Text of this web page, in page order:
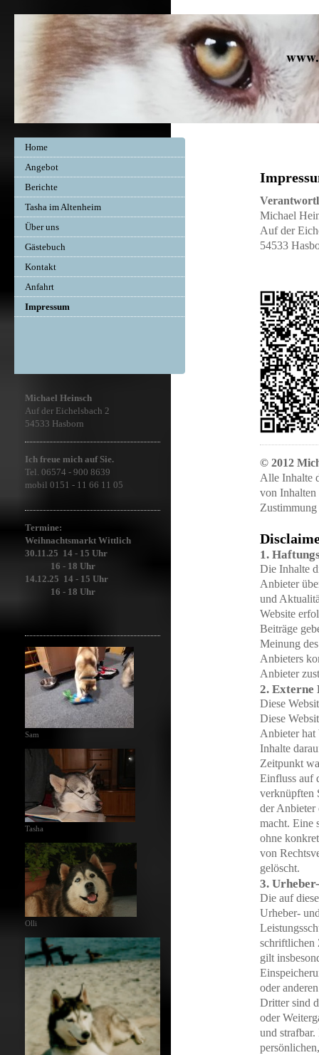
Auf
54533
© 2012
Alle Inhalte
von Inhalten
1.
Die Inhalte
Anbieter
und
Website
Beiträge
Meinung
Anbieters
Anbieter
2. Externe
Diese
Diese
Anbieter hat
Inhalte
Zeitpunkt
Einfluss auf
verknüpften
der Anbieter
macht. Eine
ohne
von
gelöscht.
3.
Die auf
Urheber-
schriftlichen
gilt
oder
Dritter sind
oder
und
Home
Angebot
Berichte
Tasha im Altenheim
Über uns
Gästebuch
Kontakt
Anfahrt
Impressum
Michael Heinsch
Auf der Eichelsbach 2
54533 Hasborn
Ich freue mich auf Sie.
Tel. 06574 - 900 8639
mobil 0151 - 11 66 11 05
Termine:
Weihnachtsmarkt Wittlich
30.11.25 14 - 15 Uhr
16 - 18 Uhr
14.12.25 14 - 15 Uhr
16 - 18 Uhr
Sam
Tasha
Olli